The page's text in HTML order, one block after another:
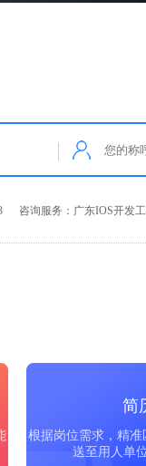
咨询服务：广东Python开
咨询服务：广东Java开发
咨询服务：广东.NET开发
咨询服务：广东IOS开发
简
根据岗位需求，精
送至用人单